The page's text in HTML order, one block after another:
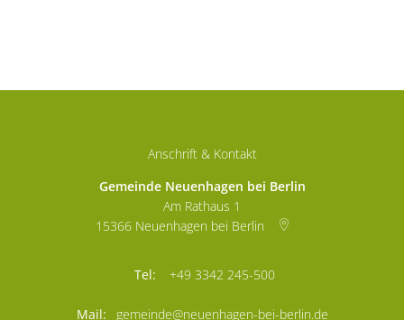
Anschrift & Kontakt
Gemeinde Neuenhagen bei Berlin
Am Rathaus 1
15366 Neuenhagen bei Berlin
+49 3342 245-500
gemeinde@neuenhagen-bei-berlin.de